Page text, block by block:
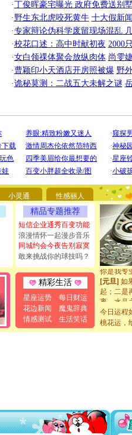
·丁俊晖豪宅曝光 政府免费送别
·野生东北虎咬死黄牛 十大假新
·专家辩论伪科学废留现场混乱
·校花口述：高中时献初夜 2000
·女白领祼体聚会放纵肉体 尚雯
·曹颖印小天酒店开房照被爆 野
·诡秘莫测：二战五大未解之谜
小灵通 性感丽人
精品专题推荐
短信企业通秀百变功能
浪漫情怀一起漫步音乐
同城约会今夜告别寂寞
敢来挑战你的球技吗？
精彩生活
星座运势
每日财运
花边新闻
魔鬼辞典
情感测试
生活笑话
[圣诞节]
你太多
要平安！
[圣诞节]
能正大光
天都要快
[圣诞节]
如意,快
[元旦]看
断电。爱
你是我专
[元旦] 如
起；二是
离。水晶
[元旦]当
泣，这痛
卖了。水
你太多，
要平安！
[圣诞节]
今日运程
桃花运，